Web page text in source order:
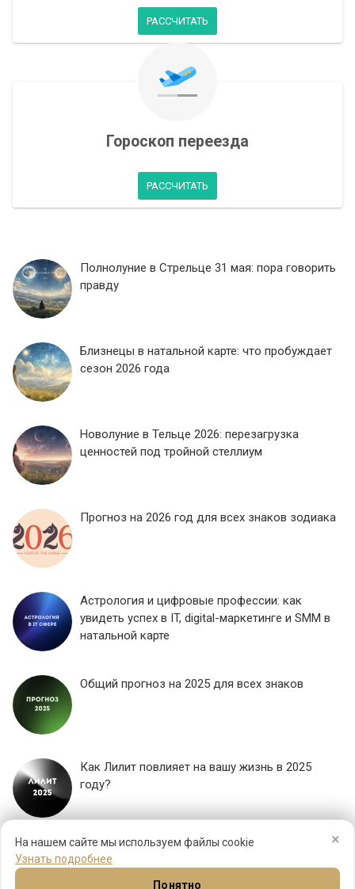
×
На нашем сайте мы используем файлы cookie
Узнать подробнее
Понятно
РАССЧИТАТЬ
Гороскоп переезда
РАССЧИТАТЬ
Полнолуние в Стрельце 31 мая: пора говорить
правду
Близнецы в натальной карте: что пробуждает
сезон 2026 года
Новолуние в Тельце 2026: перезагрузка
ценностей под тройной стеллиум
Прогноз на 2026 год для всех знаков зодиака
Астрология и цифровые профессии: как
увидеть успех в IT, digital-маркетинге и SMM в
натальной карте
Общий прогноз на 2025 для всех знаков
Как Лилит повлияет на вашу жизнь в 2025
году?
ЕЩЕ...